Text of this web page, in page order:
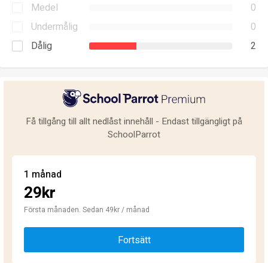
Medel
0
Undermålig
0
Dålig
2
Få tillgång till allt nedlåst innehåll - Endast tillgängligt på
SchoolParrot
1 månad
29kr
Första månaden. Sedan 49kr / månad
Fortsätt